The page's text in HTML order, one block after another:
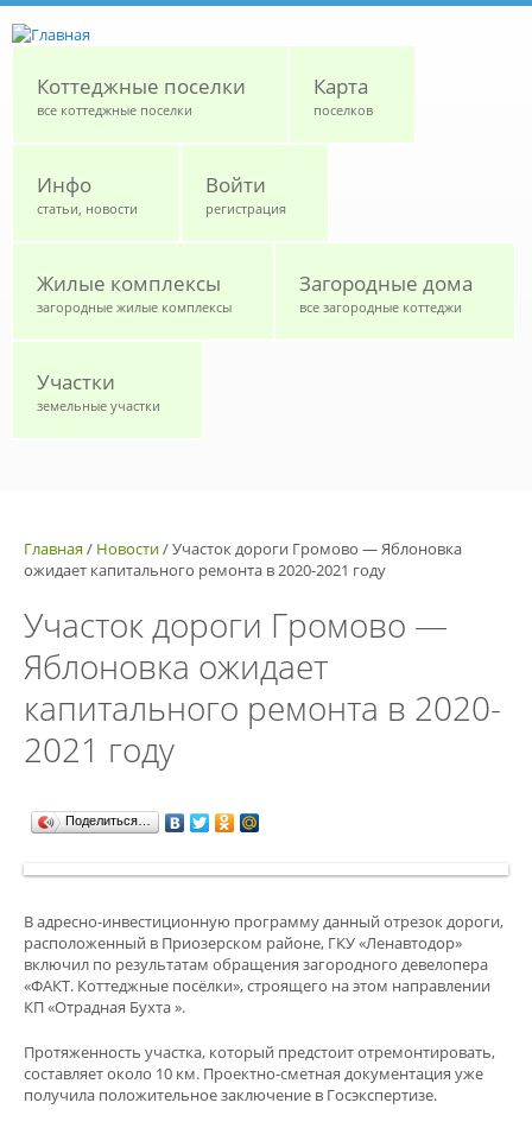
Коттеджные поселки
все коттеджные поселки
Карта
поселков
Инфо
статьи, новости
Войти
регистрация
Жилые комплексы
загородные жилые комплексы
Загородные дома
все загородные коттеджи
Участки
земельные участки
Главная / Новости/Участок дороги Громово — Яблоновка
ожидает капитального ремонта в 2020-2021 году
Участок дороги Громово —
Яблоновка ожидает
капитального ремонта в 2020-
2021 году
Поделиться…
В адресно-инвестиционную программу данный отрезок дороги,
расположенный в Приозерском районе, ГКУ «Ленавтодор»
включил по результатам обращения загородного девелопера
«ФАКТ. Коттеджные посёлки», строящего на этом направлении
КП «Отрадная Бухта ».
Протяженность участка, который предстоит отремонтировать,
составляет около 10 км. Проектно-сметная документация уже
получила положительное заключение в Госэкспертизе.